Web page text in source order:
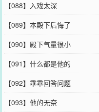
【088】入戏太深
【089】本殿下后悔了
【090】殿下气量很小
【091】什么都是他的
【092】乖乖回答问题
【093】他的无奈